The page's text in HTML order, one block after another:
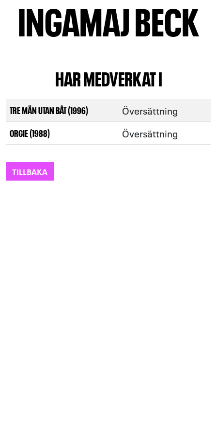
INGAMAJ BECK
HAR MEDVERKAT I
TRE MÄN UTAN BÅT (1996) Översättning
ORGIE (1988) Översättning
TILLBAKA